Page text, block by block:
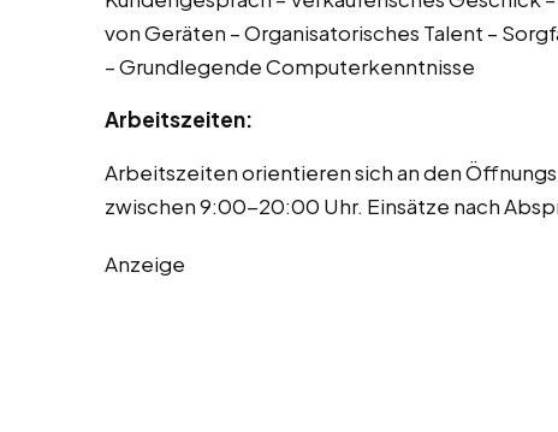
von Geräten – Organisatorisches Talent –
– Grundlegende Computerkenntnisse
Arbeitszeiten:
Arbeitszeiten orientieren sich an den
zwischen 9:00-20:00 Uhr. Einsätze nach
Anzeige